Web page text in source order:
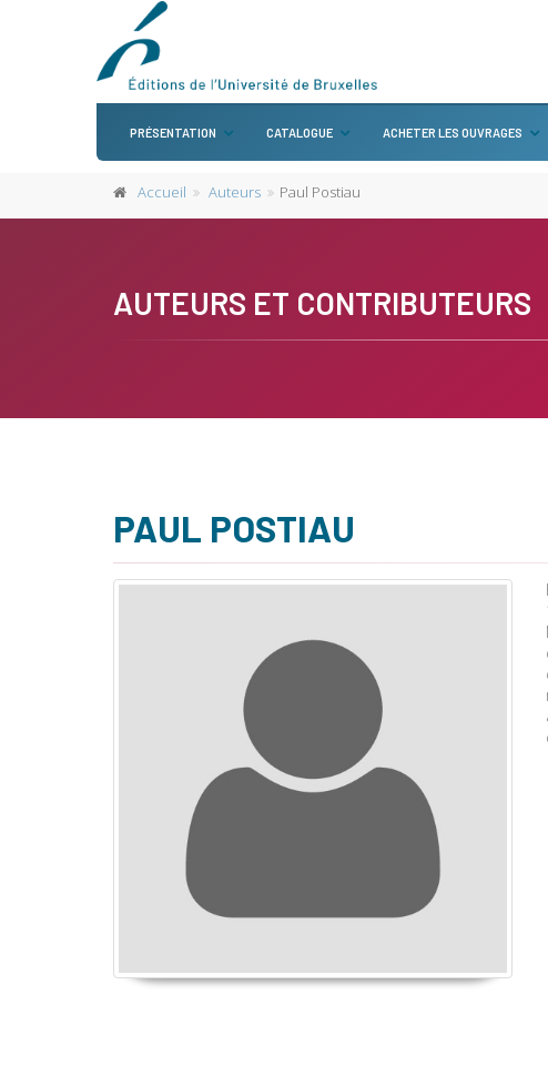
PRÉSENTATION CATALOGUE ACHETER LES OUVRAGES
Accueil Auteurs Paul Postiau
AUTEURS ET CONTRIBUTEURS
PAUL POSTIAU